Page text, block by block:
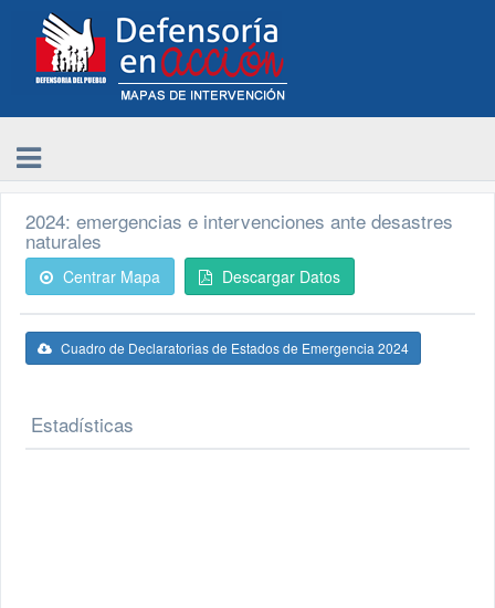
2024: emergencias e intervenciones ante desastres
naturales
Centrar Mapa Descargar Datos
Cuadro de Declaratorias de Estados de Emergencia 2024
Estadísticas